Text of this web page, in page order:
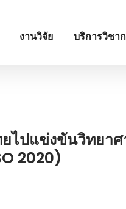
งานวิจัย บริการวิชา
ไปแข่งขันวิทยา
2020)